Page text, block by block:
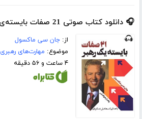
🎧 دانلود کتاب صوتی 21 صفات بایسته‌ی یک رهبر
از:جان سی ماکسول
موضوع: مهارت‌های رهبری
۴ ساعت و ۵۶ دقیقه